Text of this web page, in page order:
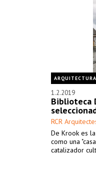
ARQUITECTURA
1.2.2019
Biblioteca
RCR
De Krook es
como una
catalizador